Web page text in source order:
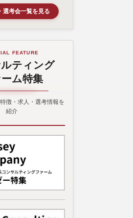
選考会一覧を見る
FEATURE
ティング
ム特集
徴・求人・選考情報を
紹介